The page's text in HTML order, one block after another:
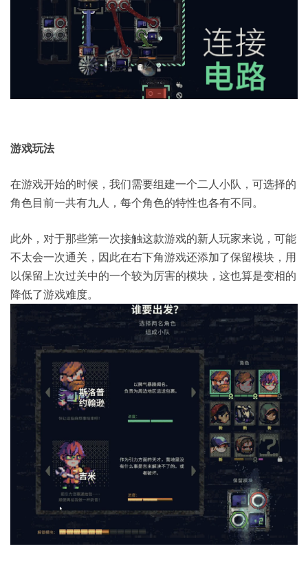
游戏玩法
在游戏开始的时候，我们需要组建一个二人小队，可选择的
角色目前一共有九人，每个角色的特性也各有不同。
此外，对于那些第一次接触这款游戏的新人玩家来说，可能
不太会一次通关，因此在右下角游戏还添加了保留模块，用
以保留上次过关中的一个较为厉害的模块，这也算是变相的
降低了游戏难度。